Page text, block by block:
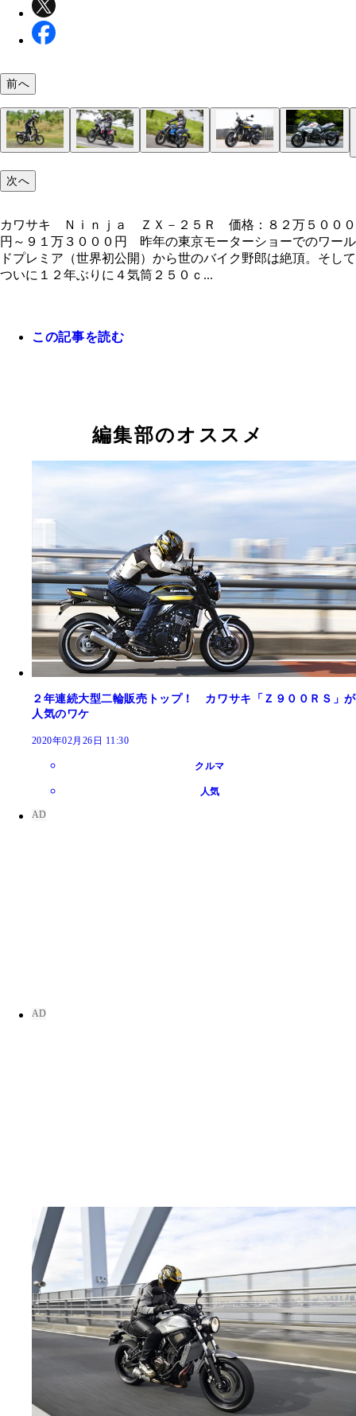
野郎は絶頂。そしてついに１２年ぶりに４気筒２
ｃが大復活。感涙！
る勢いだというからスゴい
３１日に発売されて話題沸騰中！
もバツグン！
アクセルをひねると刺激的な音が
う一台だ
６１万７０００円～２０５万７０００円 昨年末
モデルチェンジしたアドベンチャースポーツ。排
９９８ｃｃから１０８２ｃｃへと８４ｃｃアップ
軽量化に成功！
前へ
次へ
カワサキ Ｎｉｎｊａ ＺＸ－２５Ｒ 価格：８２万５０００
円～９１万３０００円 昨年の東京モーターショーでのワール
ドプレミア（世界初公開）から世のバイク野郎は絶頂。そして
ついに１２年ぶりに４気筒２５０ｃ...
この記事を読む
編集部のオススメ
２年連続大型二輪販売トップ！ カワサキ「Ｚ９００ＲＳ」が
人気のワケ
2020年02月26日 11:30
クルマ
人気